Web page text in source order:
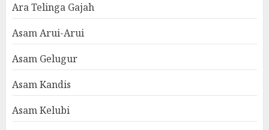
Ara Telinga Gajah
Asam Arui-Arui
Asam Gelugur
Asam Kandis
Asam Kelubi